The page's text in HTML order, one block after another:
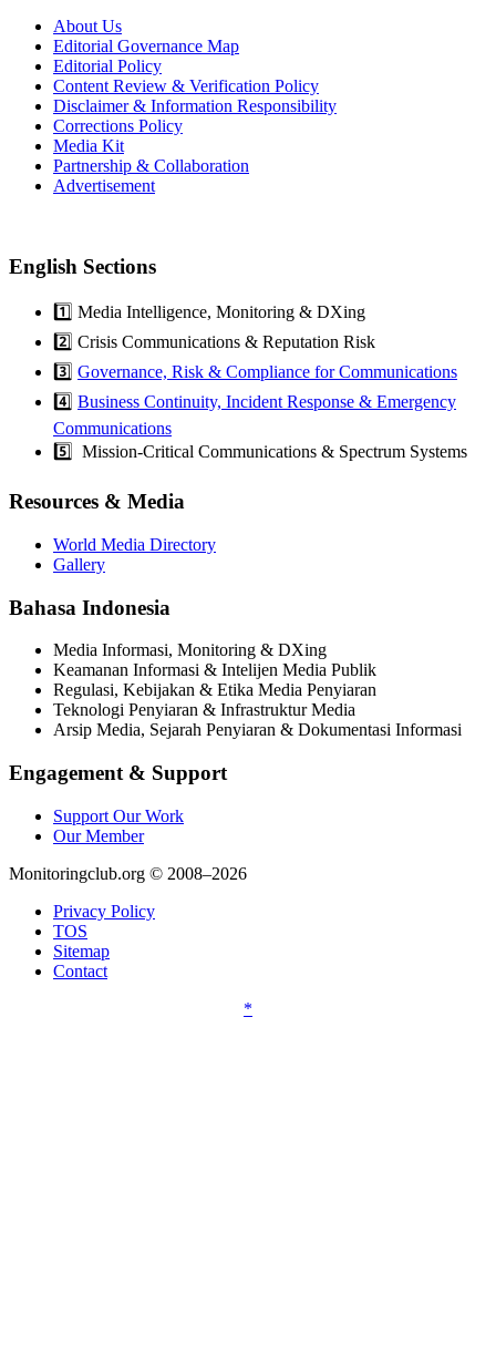
About Us
Editorial Governance Map
Editorial Policy
Content Review & Verification Policy
Disclaimer & Information Responsibility
Corrections Policy
Media Kit
Partnership & Collaboration
Advertisement
English Sections
1️⃣ Media Intelligence, Monitoring & DXing
2️⃣ Crisis Communications & Reputation Risk
3️⃣ Governance, Risk & Compliance for Communications
4️⃣ Business Continuity, Incident Response & Emergency
Communications
5️⃣ Mission-Critical Communications & Spectrum Systems
Resources & Media
World Media Directory
Gallery
Bahasa Indonesia
Media Informasi, Monitoring & DXing
Keamanan Informasi & Intelijen Media Publik
Regulasi, Kebijakan & Etika Media Penyiaran
Teknologi Penyiaran & Infrastruktur Media
Arsip Media, Sejarah Penyiaran & Dokumentasi Informasi
Engagement & Support
Support Our Work
Our Member
Monitoringclub.org © 2008–2026
Privacy Policy
TOS
Sitemap
Contact
*